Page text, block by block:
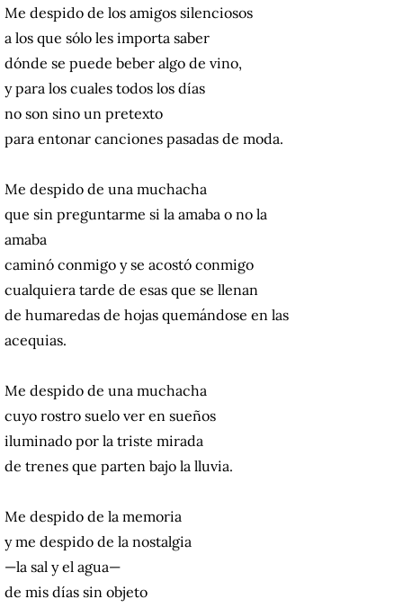
Me despido de los amigos silenciosos
a los que sólo les importa saber
dónde se puede beber algo de vino,
y para los cuales todos los días
no son sino un pretexto
para entonar canciones pasadas de moda.
Me despido de una muchacha
que sin preguntarme si la amaba o no la
amaba
caminó conmigo y se acostó conmigo
cualquiera tarde de esas que se llenan
de humaredas de hojas quemándose en las
acequias.
Me despido de una muchacha
cuyo rostro suelo ver en sueños
iluminado por la triste mirada
de trenes que parten bajo la lluvia.
Me despido de la memoria
y me despido de la nostalgia
—la sal y el agua—
de mis días sin objeto